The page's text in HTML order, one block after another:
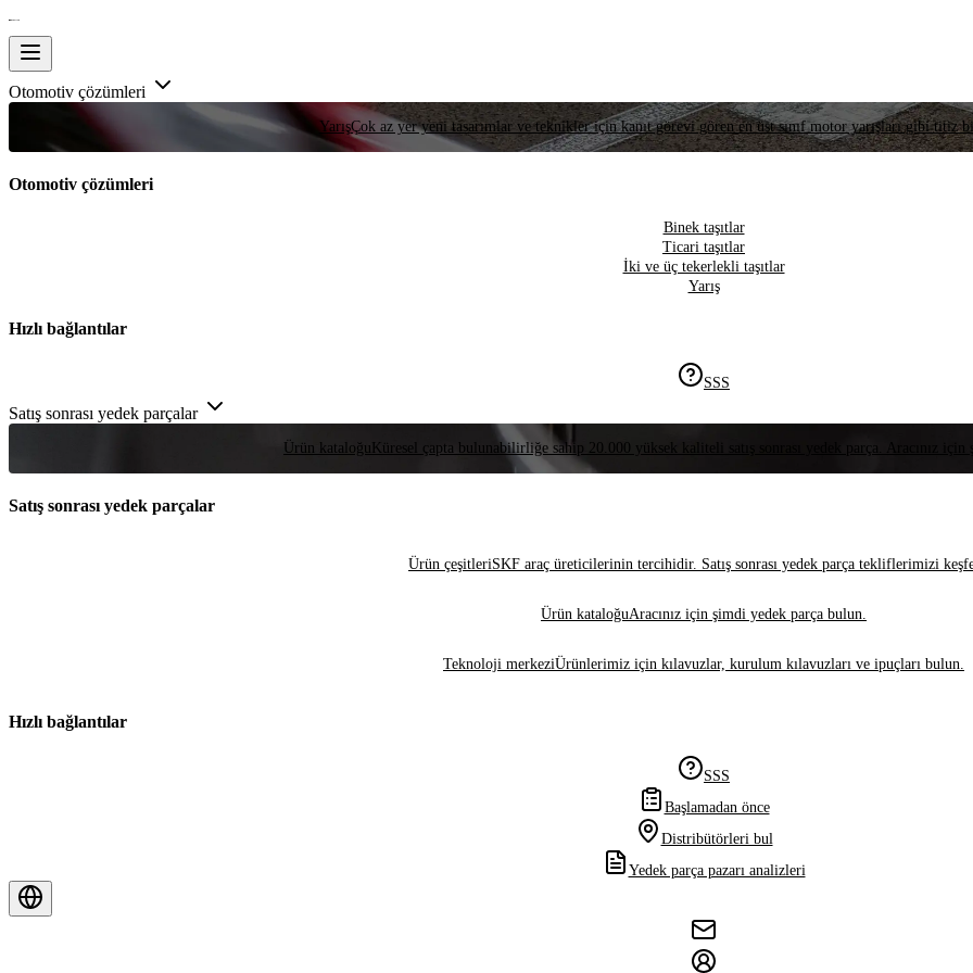
Otomotiv çözümleri
YarışÇok az yer yeni tasarımlar ve teknikler için kanıt görevi gören en üst sınıf motor yarışları gibi titiz
Otomotiv çözümleri
Binek taşıtlar
Ticari taşıtlar
İki ve üç tekerlekli taşıtlar
Yarış
Hızlı bağlantılar
SSS
Satış sonrası yedek parçalar
Ürün kataloğu Küresel çapta bulunabilirliğe sahip 20.000 yüksek kaliteli satış sonrası yedek parça. Aracınız
Satış sonrası yedek parçalar
Ürün çeşitleriSKF araç üreticilerinin tercihidir. Satış sonrası yedek parça tekliflerimizi
Ürün kataloğuAracınız için şimdi yedek parça bulun.
Teknoloji merkeziÜrünlerimiz için kılavuzlar, kurulum kılavuzları ve ipuçları bulun.
Hızlı bağlantılar
SSS
Başlamadan önce
Distribütörleri bul
Yedek parça pazarı analizleri